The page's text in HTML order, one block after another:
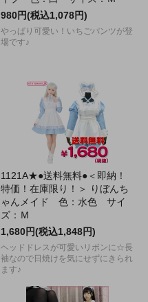
980円(税込1,078円)
やっぱり可愛い！いちごパンツが登
場です♪
1121A★●送料無料●＜即納！
特価！在庫限り！＞ りぼんち
ゃんメイド 色：水色 サイ
ズ：Ｍ
1,680円(税込1,848円)
ヘッドドレスが可愛いリボンに☆長
袖なので日焼けを気にせずにきられ
ます♪